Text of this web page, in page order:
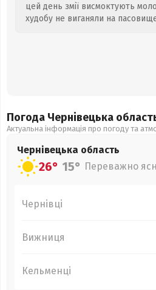
цей день змії висмоктують
худобу не виганяли на
Погода Чернівецька
Актуальна інформація про погоду та
Чернівецька область
26° 15° Переважно
Чернівці
Вижниця
Кельменці